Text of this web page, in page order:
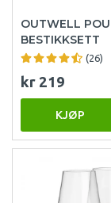
OUTWELL
BESTIKKSETT
(26)
kr 219
KJØP